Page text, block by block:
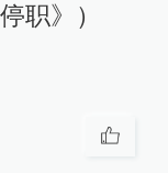
职》）